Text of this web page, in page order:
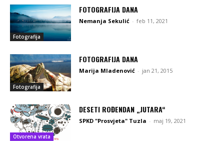
Fotografija
FOTOGRAFIJA DANA
Nemanja Sekulić - feb 11, 2021
Fotografija
FOTOGRAFIJA DANA
Marija Mladenović - jan 21, 2015
Otvorena vrata
DESETI ROĐENDAN „JUTARA“
SPKD "Prosvjeta" Tuzla - maj 19, 2021